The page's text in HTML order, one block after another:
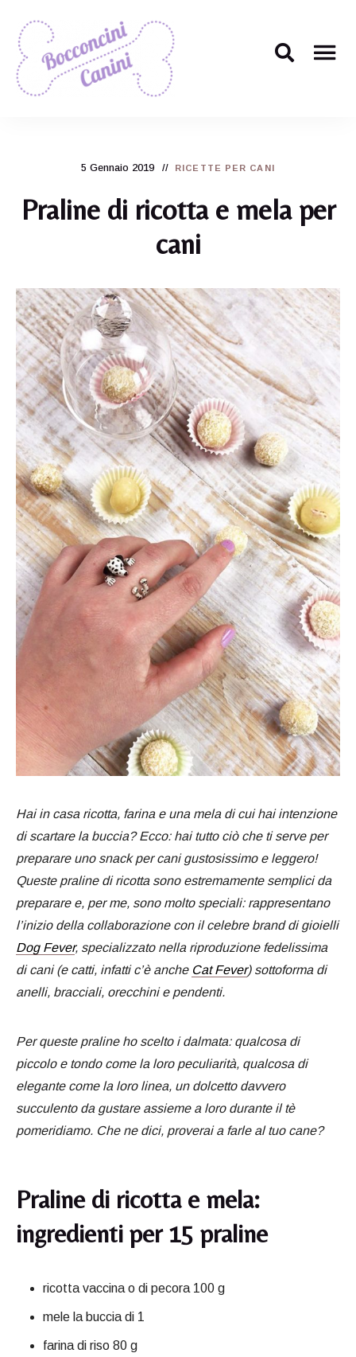
5 Gennaio 2019 RICETTE PER CANI
Praline di ricotta e mela per
cani
Hai in casa ricotta, farina e una mela di cui hai intenzione
di scartare la buccia? Ecco: hai tutto ciò che ti serve per
preparare uno snack per cani gustosissimo e leggero!
Queste praline di ricotta sono estremamente semplici da
preparare e, per me, sono molto speciali: rappresentano
l’inizio della collaborazione con il celebre brand di gioielli
Dog Fever, specializzato nella riproduzione fedelissima
di cani (e catti, infatti c’è anche Cat Fever) sottoforma di
anelli, bracciali, orecchini e pendenti.
Per queste praline ho scelto i dalmata: qualcosa di
piccolo e tondo come la loro peculiarità, qualcosa di
elegante come la loro linea, un dolcetto davvero
succulento da gustare assieme a loro durante il tè
pomeridiamo. Che ne dici, proverai a farle al tuo cane?
Praline di ricotta e mela:
ingredienti per 15 praline
ricotta vaccina o di pecora 100 g
mele la buccia di 1
farina di riso 80 g